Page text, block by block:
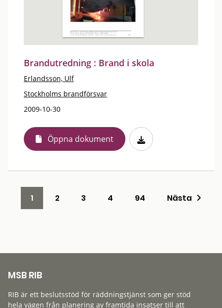
Brandutredning : Brand i skola
Erlandsson, Ulf
Stockholms brandförsvar
2009-10-30
Öppna dokument
1 2 3 4 94 Nästa
MSB RIB
RIB är ett beslutsstöd för räddningstjänst som ger stöd
hela vägen från planering av framtida insatser till att